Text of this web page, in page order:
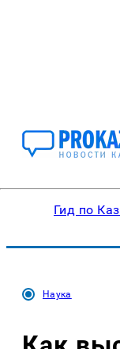
Гид по
Наука